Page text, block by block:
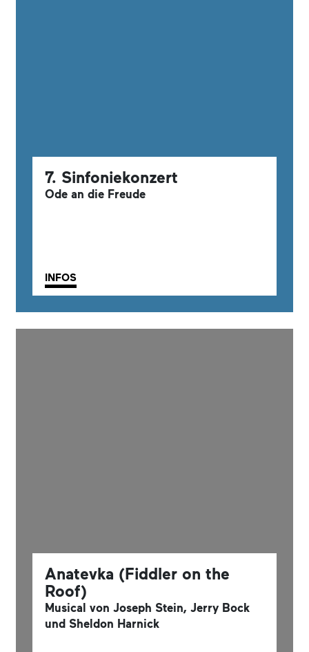
7. Sinfoniekonzert
Ode an die Freude
INFOS
Anatevka (Fiddler on the
Roof)
Musical von Joseph Stein, Jerry Bock
und Sheldon Harnick